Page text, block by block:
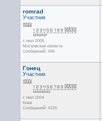
romrad
Участник
с июл 2005
Московская область
Сообщений: 456
Гонец
Участник
с июл 2004
Киев
Сообщений: 4325